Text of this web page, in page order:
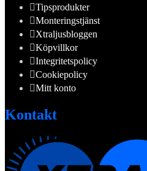
Tipsprodukter
Monteringstjänst
Xtraljusbloggen
Köpvillkor
Integritetspolicy
Cookiepolicy
Mitt konto
Kontakt